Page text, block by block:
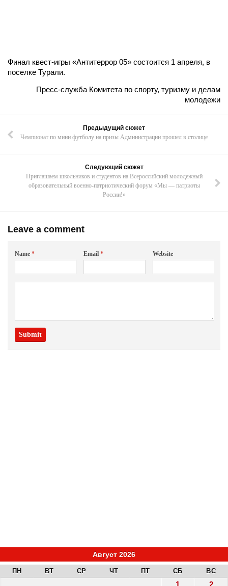
Финал квест-игры «Антитеррор 05» состоится 1 апреля, в
поселке Турали.
Пресс-служба Комитета по спорту, туризму и делам
молодежи
Предыдущий сюжет
Чемпионат по мини футболу на призы Администрации прошел в столице
Следующий сюжет
Приглашаем школьников и студентов на Всероссийский молодежный
образовательный военно-патриотический форум «Мы — патриоты
России!»
Leave a comment
Name * Email* Website
Август 2026
ПН ВТ СР ЧТ ПТ СБ ВС
1
2